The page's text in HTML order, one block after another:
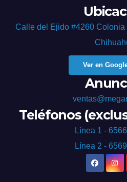
Calle del Ejido #4260
Ver en
Teléfonos
Línea 1 -
Línea 2 -